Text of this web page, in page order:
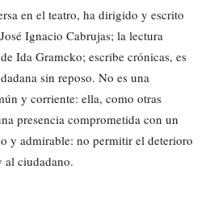
en el teatro, ha dirigido y escrito
Ignacio Cabrujas; la lectura
Ida Gramcko; escribe crónicas, es
sin reposo. No es una
y corriente: ella, como otras
presencia comprometida con un
y admirable: no permitir el deterioro
al ciudadano.